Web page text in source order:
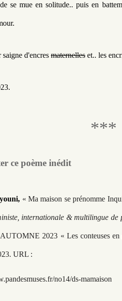
se mue en solitude.. puis en
d'encres maternelles et.. les
***
ce poème inédit​​​​​
« Ma maison se prénomme
internationale & multilingue de
2023 « Les conteuses
URL :
no14/ds-mamaison